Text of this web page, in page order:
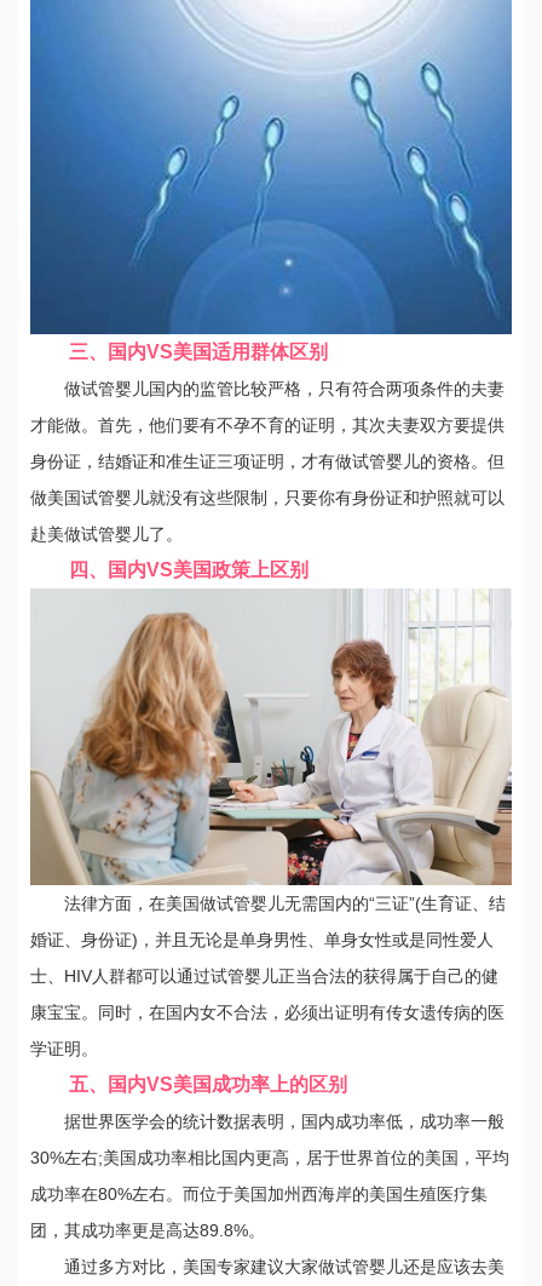
三、国内VS美国适用群体区别
做试管婴儿国内的监管比较严格，只有符合两项条件的夫妻
才能做。首先，他们要有不孕不育的证明，其次夫妻双方要提供
身份证，结婚证和准生证三项证明，才有做试管婴儿的资格。但
做美国试管婴儿就没有这些限制，只要你有身份证和护照就可以
赴美做试管婴儿了。
四、国内VS美国政策上区别
法律方面，在美国做试管婴儿无需国内的“三证”(生育证、结
婚证、身份证)，并且无论是单身男性、单身女性或是同性爱人
士、HIV人群都可以通过试管婴儿正当合法的获得属于自己的健
康宝宝。同时，在国内女不合法，必须出证明有传女遗传病的医
学证明。
五、国内VS美国成功率上的区别
据世界医学会的统计数据表明，国内成功率低，成功率一般
30%左右;美国成功率相比国内更高，居于世界首位的美国，平均
成功率在80%左右。而位于美国加州西海岸的美国生殖医疗集
团，其成功率更是高达89.8%。
通过多方对比，美国专家建议大家做试管婴儿还是应该去美